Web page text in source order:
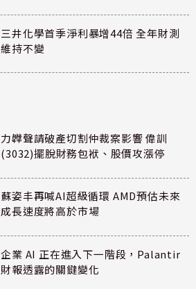
三井化學首季淨利暴增44倍 全年財測
維持不變
力韡聲請破產切割仲裁案影響 偉訓
(3032)擺脫財務包袱、股價攻漲停
蘇姿丰再喊AI超級循環 AMD預估未來
成長速度將高於市場
企業 AI 正在進入下一階段，Palantir
財報透露的關鍵變化